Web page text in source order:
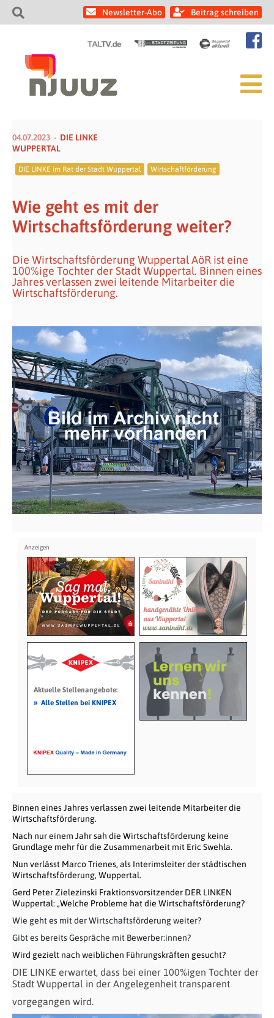
Newsletter-Abo Beitrag schreiben
04.07.2023
DIE LINKE
WUPPERTAL
DIE LINKE im Rat der Stadt Wuppertal Wirtschaftförderung
Wie geht es mit der
Wirtschaftsförderung weiter?
Die Wirtschaftsförderung Wuppertal AöR ist eine
100%ige Tochter der Stadt Wuppertal. Binnen eines
Jahres verlassen zwei leitende Mitarbeiter die
Wirtschaftsförderung.
Aktuelle Stellenangebote:
» Alle Stellen bei KNIPEX
Binnen eines Jahres verlassen zwei leitende Mitarbeiter die
Wirtschaftsförderung.
Nach nur einem Jahr sah die Wirtschaftsförderung keine
Grundlage mehr für die Zusammenarbeit mit Eric Swehla.
Nun verlässt Marco Trienes, als Interimsleiter der städtischen
Wirtschaftsförderung, Wuppertal.
Gerd Peter Zielezinski Fraktionsvorsitzender DER LINKEN
Wuppertal: „Welche Probleme hat die Wirtschaftsförderung?
Wie geht es mit der Wirtschaftsförderung weiter?
Gibt es bereits Gespräche mit Bewerber:innen?
Wird gezielt nach weiblichen Führungskräften gesucht?
DIE LINKE erwartet, dass bei einer 100%igen Tochter der
Stadt Wuppertal in der Angelegenheit transparent
vorgegangen wird.